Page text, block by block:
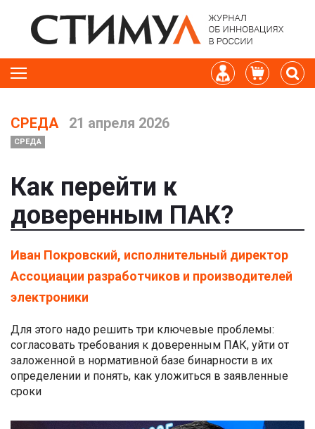
СРЕДА 21 апреля 2026
СРЕДА
Как перейти к
доверенным ПАК?
Иван Покровский, исполнительный директор
Ассоциации разработчиков и производителей
электроники
Для этого надо решить три ключевые проблемы:
согласовать требования к доверенным ПАК, уйти от
заложенной в нормативной базе бинарности в их
определении и понять, как уложиться в заявленные
сроки